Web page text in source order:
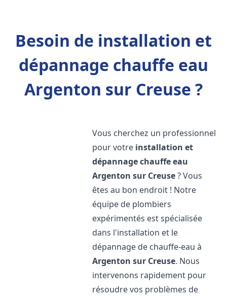
Besoin de installation et
dépannage chauffe eau
Argenton sur Creuse ?
Vous cherchez un professionnel
pour votre installation et
dépannage chauffe eau
Argenton sur Creuse? Vous
êtes au bon endroit ! Notre
équipe de plombiers
expérimentés est spécialisée
dans l'installation et le
dépannage de chauffe-eau à
Argenton sur Creuse. Nous
intervenons rapidement pour
résoudre vos problèmes de